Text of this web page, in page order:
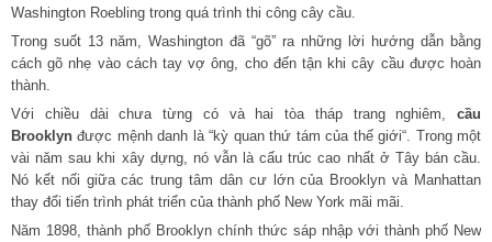
Washington Roebling trong quá trình thi công cây cầu.
Trong suốt 13 năm, Washington đã “gõ” ra những lời hướng dẫn bằng
cách gõ nhẹ vào cách tay vợ ông, cho đến tận khi cây cầu được hoàn
thành.
Với chiều dài chưa từng có và hai tòa tháp trang nghiêm, cầu
Brooklyn được mệnh danh là “kỳ quan thứ tám của thế giới“. Trong một
vài năm sau khi xây dựng, nó vẫn là cấu trúc cao nhất ở Tây bán cầu.
Nó kết nối giữa các trung tâm dân cư lớn của Brooklyn và Manhattan
thay đổi tiến trình phát triển của thành phố New York mãi mãi.
Năm 1898, thành phố Brooklyn chính thức sáp nhập với thành phố New